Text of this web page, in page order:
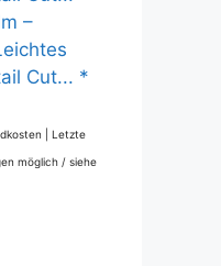
–
Cut... *
| Letzte
möglich / siehe